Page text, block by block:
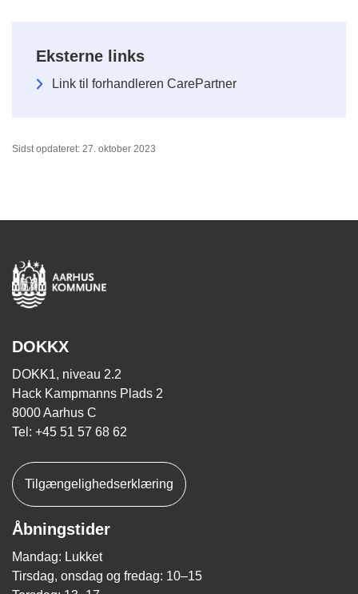
Eksterne links
Link til forhandleren CarePartner
Sidst opdateret: 27. oktober 2023
DOKKX
DOKK1, niveau 2.2
Hack Kampmanns Plads 2
8000 Aarhus C
Tel: +45 51 57 68 62
Tilgængelighedserklæring
Åbningstider
Mandag: Lukket
Tirsdag, onsdag og fredag: 10–15